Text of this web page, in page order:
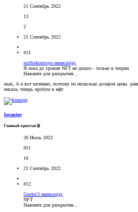
21 Сентябрь 2022
13
2
21 Сентябрь 2022
#11
milforkunitsyn написал(а):
Я пока до уровня NFT не дошел - только в теории
Нажмите для раскрытия...
ахах, А я вот начинаю, поэтому по несколько доларов цены.
писала, теперь пробую в нфт
Ioranige
Главный криптан🥈
26 Июль 2022
911
16
21 Сентябрь 2022
#12
Gerda13 написал(а):
NFT
Нажмите для раскрытия...